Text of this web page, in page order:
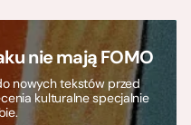
nie mają FOMO
nowych tekstów przed
kulturalne specjalnie